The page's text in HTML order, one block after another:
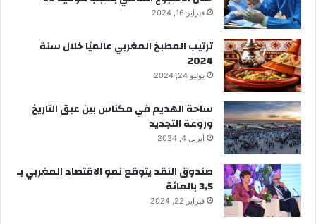
فبراير 16, 2024
ترتيب المطبخ المغربي عالميًا خلال سنة
2024
يوليو 24, 2024
ساحة الهديم في مكناس بين عبق التاريخ
وروعة التجديد
أبريل 4, 2024
صندوق النقد يتوقع نمو الاقتصاد المغربي بـ
3,5 بالمائة
فبراير 22, 2024